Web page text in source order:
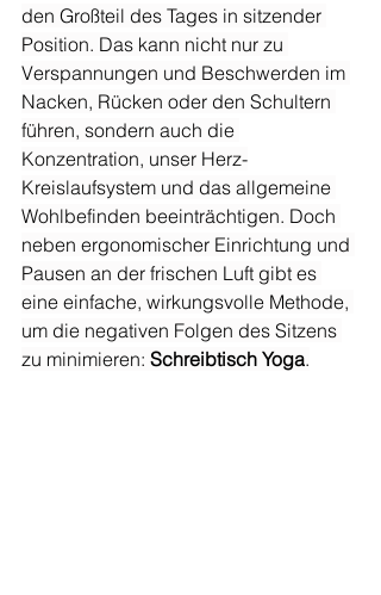
den Großteil des Tages in sitzender
Position. Das kann nicht nur zu
Verspannungen und Beschwerden im
Nacken, Rücken oder den Schultern
führen, sondern auch die
Konzentration, unser Herz-
Kreislaufsystem und das allgemeine
Wohlbefinden beeinträchtigen. Doch
neben ergonomischer Einrichtung und
Pausen an der frischen Luft gibt es
eine einfache, wirkungsvolle Methode,
um die negativen Folgen des Sitzens
zu minimieren: Schreibtisch Yoga.